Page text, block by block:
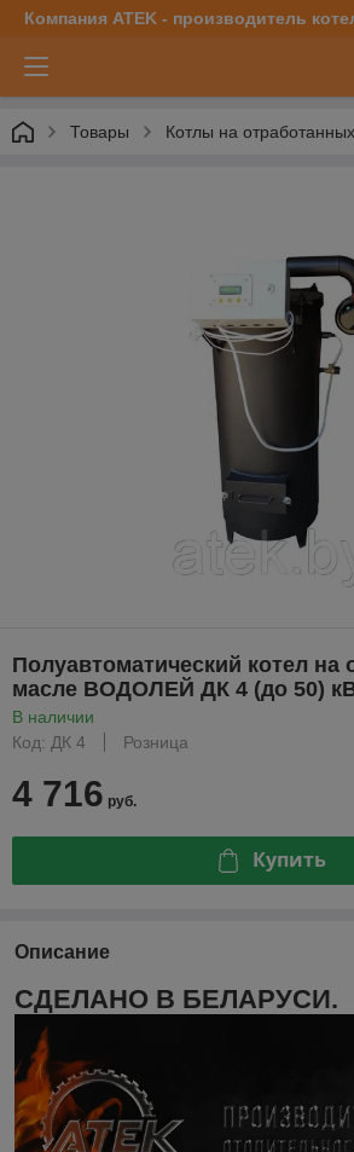
Компания ATEK - производитель
Товары Котлы на
Полуавтоматический котел на
масле ВОДОЛЕЙ ДК 4 (до 50)
В наличии
Код: ДК 4
Розница
4 716 руб.
Купить
Описание
СДЕЛАНО В БЕЛАРУСИ.